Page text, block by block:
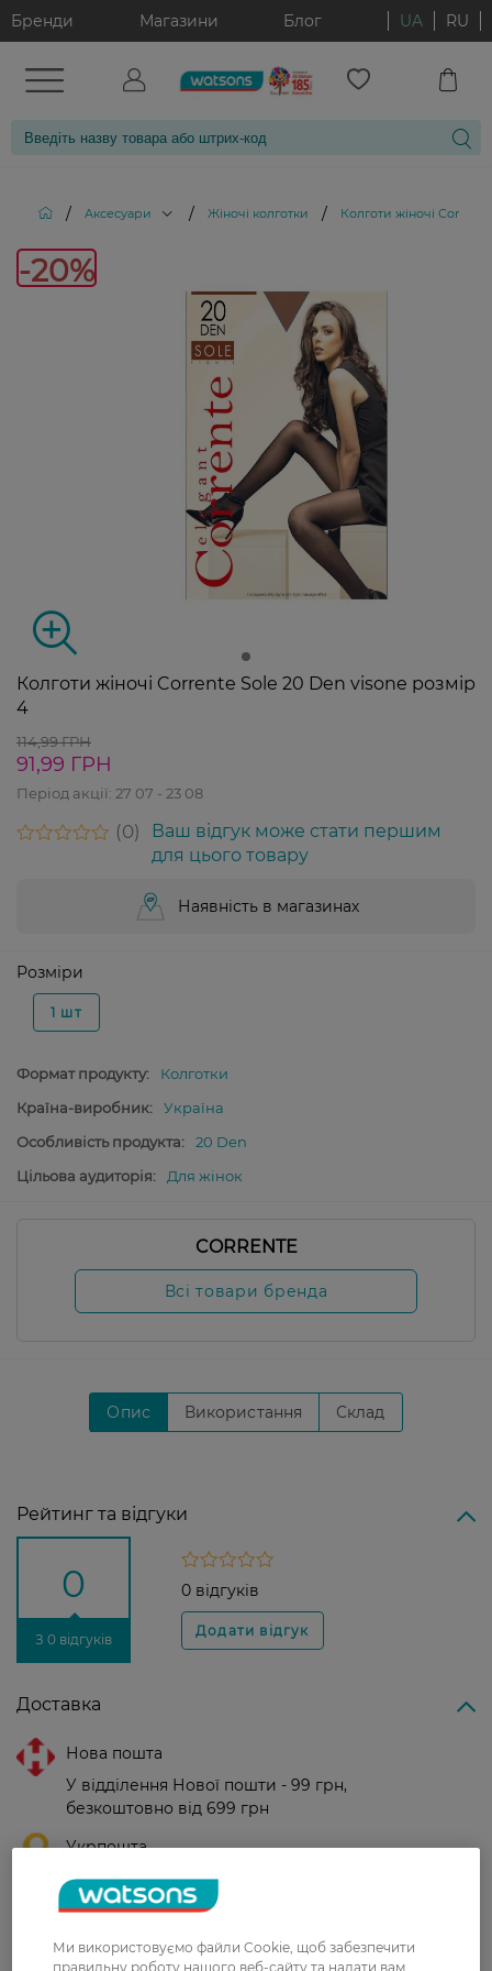
Бренди Магазини Блог UA RU
/ Аксесуари / Жіночі колготки / Колготи жіночі
-20%
Колготи жіночі Corrente Sole 20 Den visone розмір
4
114,99 ГРН
91,99 ГРН
Період акції: 27 07 - 23 08
0
Ваш відгук може стати першим
для цього товару
Наявність в магазинах
Розміри
1 шт
Формат продукту:
Колготки
Країна-виробник:
Україна
Особливість продукта:
20 Den
Цільова аудиторія:
Для жінок
CORRENTE
Всі товари бренда
Опис Використання Склад
Рейтинг та відгуки
0
З 0 відгуків
0 відгуків
Доставка
Нова пошта
У відділення Нової пошти - 99 грн,
безкоштовно від 699 грн
Укрпошта
Вартість доставки - 79 грн, безкоштовна
доставка від - 599 грн
Забрати сьогодні в магазині Watsons
Ми використовуємо файли Cookie, щоб забезпечити
правильну роботу нашого веб-сайту та надати вам